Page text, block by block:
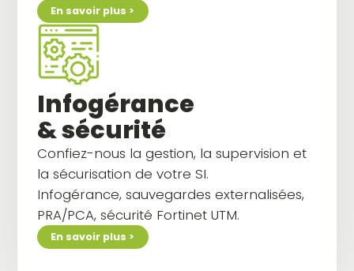
En savoir plus >
Infogérance
& sécurité
Confiez-nous la gestion, la supervision et
la sécurisation de votre SI.
Infogérance, sauvegardes externalisées,
PRA/PCA, sécurité Fortinet UTM.
En savoir plus >